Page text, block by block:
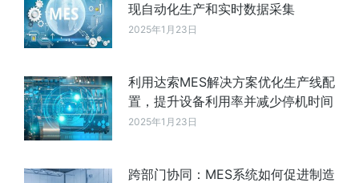
现自动化生产和实时数据采集
2025年1月23日
利用达索MES解决方案优化生产线配
置，提升设备利用率并减少停机时间
2025年1月23日
跨部门协同：MES系统如何促进制造